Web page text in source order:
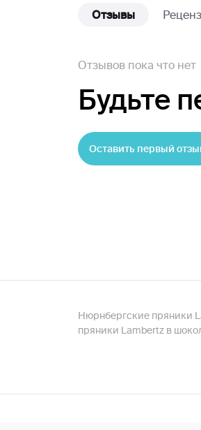
Отзывы
Отзывов пока что нет
Будьте
Оставить первый
Нюрнбергские пряники
пряники Lambertz в